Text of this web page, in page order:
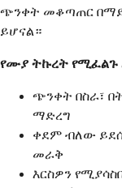
ጭንቀት መቆጣጠር
ይሆናል።
የሙያ ትኩረት የሚፈልጉ
ጭንቀት በስራ፣
ማድረግ
ቀደም ብለው
መራቅ
እርስዎን